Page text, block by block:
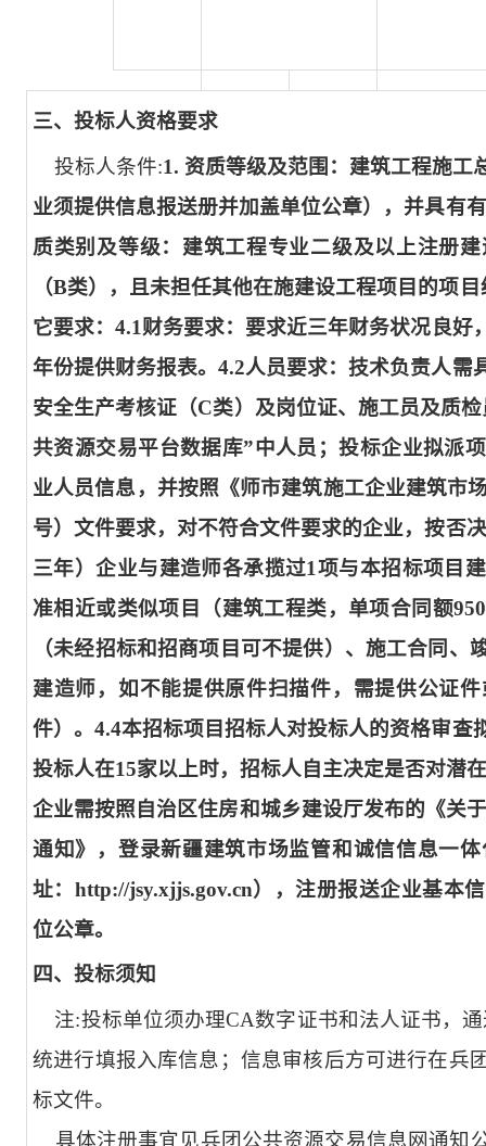
三、投标人资格要求
投标人条件:1. 资质等级及范围：建筑工程施工
业须提供信息报送册并加盖单位公章），并具有
质类别及等级：建筑工程专业二级及以上注册
（B类），且未担任其他在施建设工程项目的项
它要求：4.1财务要求：要求近三年财务状况良
年份提供财务报表。4.2人员要求：技术负责人
安全生产考核证（C类）及岗位证、施工员及质
共资源交易平台数据库”中人员；投标企业拟派
业人员信息，并按照《师市建筑施工企业建筑市
号）文件要求，对不符合文件要求的企业，按否
三年）企业与建造师各承揽过1项与本招标项目
准相近或类似项目（建筑工程类，单项合同额
（未经招标和招商项目可不提供）、施工合同
建造师，如不能提供原件扫描件，需提供公证
件）。4.4本招标项目招标人对投标人的资格审查
投标人在15家以上时，招标人自主决定是否对潜
企业需按照自治区住房和城乡建设厅发布的《关
通知》，登录新疆建筑市场监管和诚信信息一
址：http://jsy.xjjs.gov.cn），注册报送企业基本
位公章。
四、投标须知
注:投标单位须办理CA数字证书和法人证书，
统进行填报入库信息；信息审核后方可进行在兵
标文件。
具体注册事宜见兵团公共资源交易信息网通知